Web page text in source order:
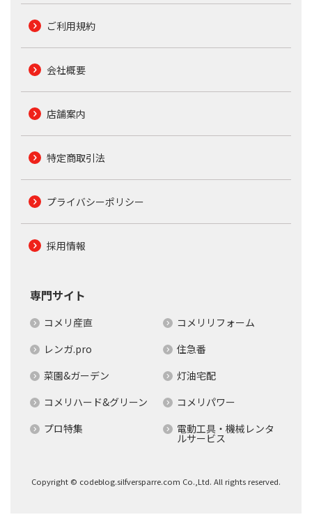
ご利用規約
会社概要
店舗案内
特定商取引法
プライバシーポリシー
採用情報
専門サイト
コメリ産直
コメリリフォーム
レンガ.pro
住急番
菜園&ガーデン
灯油宅配
コメリハード&グリーン
コメリパワー
プロ特集
電動工具・機械レンタ
ルサービス
Copyright © codeblog.silfversparre.com Co.,Ltd. All rights reserved.